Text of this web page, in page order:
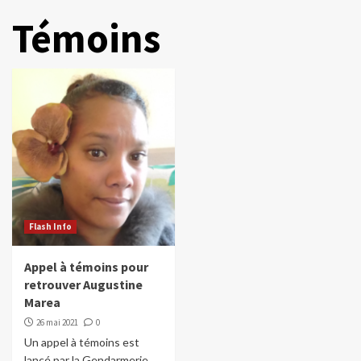
Témoins
Flash Info
Appel à témoins pour
retrouver Augustine
Marea
26 mai 2021 0
Un appel à témoins est